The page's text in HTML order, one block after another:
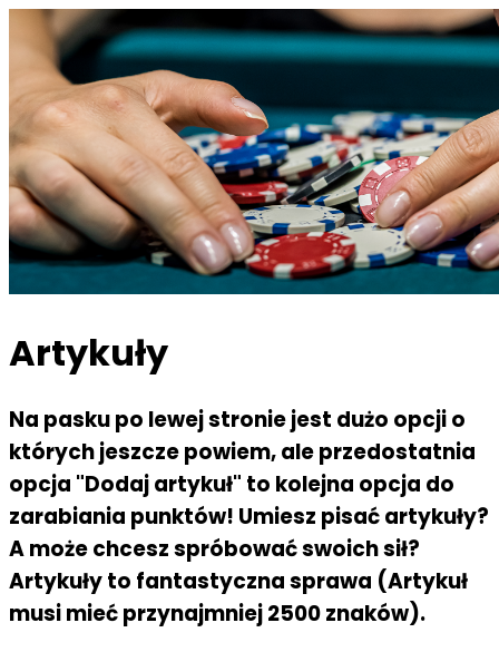
Artykuły
Na pasku po lewej stronie jest dużo opcji o
których jeszcze powiem, ale przedostatnia
opcja "Dodaj artykuł" to kolejna opcja do
zarabiania punktów! Umiesz pisać artykuły?
A może chcesz spróbować swoich sił?
Artykuły to fantastyczna sprawa (Artykuł
musi mieć przynajmniej 2500 znaków).